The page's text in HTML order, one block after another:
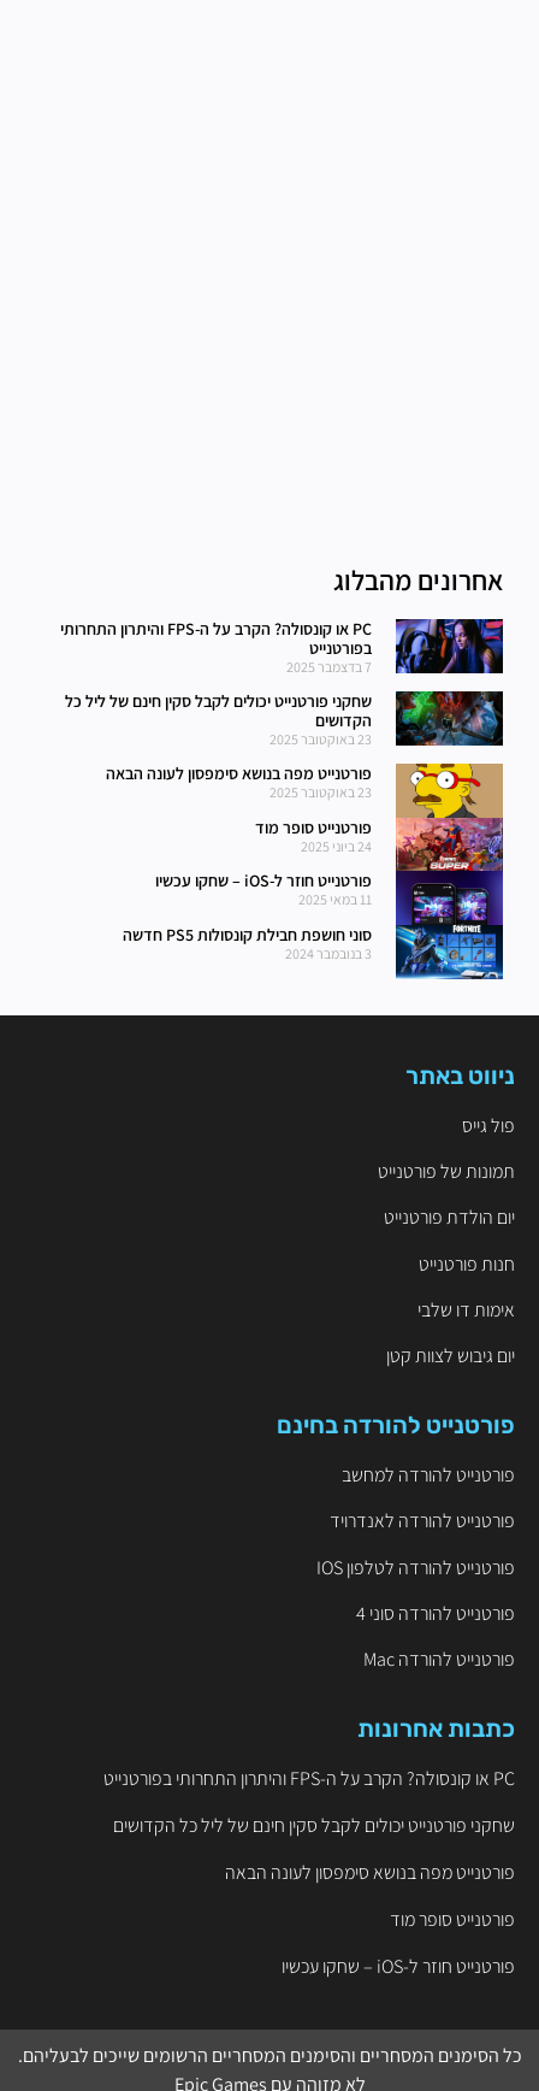
אחרונים מהבלוג
PC או קונסולה? הקרב על ה-FPS והיתרון התחרותי
בפורטנייט
7 בדצמבר 2025
שחקני פורטנייט יכולים לקבל סקין חינם של ליל כל
הקדושים
23 באוקטובר 2025
פורטנייט מפה בנושא סימפסון לעונה הבאה
23 באוקטובר 2025
פורטנייט סופר מוד
24 ביוני 2025
פורטנייט חוזר ל-iOS – שחקו עכשיו
11 במאי 2025
סוני חושפת חבילת קונסולות PS5 חדשה
3 בנובמבר 2024
ניווט באתר
פול גייס
תמונות של פורטנייט
יום הולדת פורטנייט
חנות פורטנייט
אימות דו שלבי
יום גיבוש לצוות קטן
פורטנייט להורדה בחינם
פורטנייט להורדה למחשב
פורטנייט להורדה לאנדרויד
פורטנייט להורדה לטלפון IOS
פורטנייט להורדה סוני 4
פורטנייט להורדה Mac
כתבות אחרונות
PC או קונסולה? הקרב על ה-FPS והיתרון התחרותי בפורטנייט
שחקני פורטנייט יכולים לקבל סקין חינם של ליל כל הקדושים
פורטנייט מפה בנושא סימפסון לעונה הבאה
פורטנייט סופר מוד
פורטנייט חוזר ל-iOS – שחקו עכשיו
כל הסימנים המסחריים והסימנים המסחריים הרשומים שייכים לבעליהם.
לא מזוהה עם Epic Games